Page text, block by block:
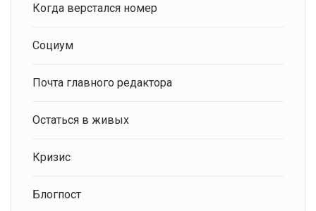
Когда верстался номер
Социум
Почта главного редактора
Остаться в живых
Кризис
Блогпост